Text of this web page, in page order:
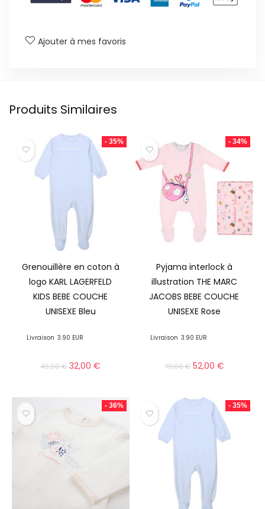
Ajouter à mes favoris
Produits Similaires
- 35%
Grenouillère en coton à
logo KARL LAGERFELD
KIDS BEBE COUCHE
UNISEXE Bleu
Livraison 3.90 EUR
49,00€ 32,00€
- 34%
Pyjama interlock à
illustration THE MARC
JACOBS BEBE COUCHE
UNISEXE Rose
Livraison 3.90 EUR
79,00€ 52,00 €
- 36% - 35%